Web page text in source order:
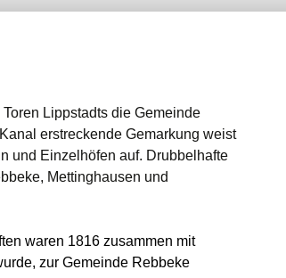
Schützenfest 2025
Schützenfest 2022
und Buchung
in der Alten
Bilder
Dienstags
Lippstadts die Gemeinde
erstreckende Gemarkung weist
und Einzelhöfen auf. Drubbelhafte
Mettinghausen und
waren 1816 zusammen mit
zur Gemeinde Rebbeke